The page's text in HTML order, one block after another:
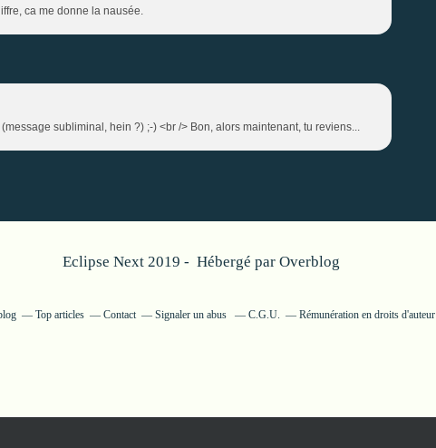
ca me donne la nausée.
subliminal, hein ?) ;-) <br /> Bon, alors maintenant, tu reviens...
Eclipse Next 2019 - Hébergé par Overblog
Top articles Contact Signaler un abus C.G.U. Rémunération en droits d'auteur